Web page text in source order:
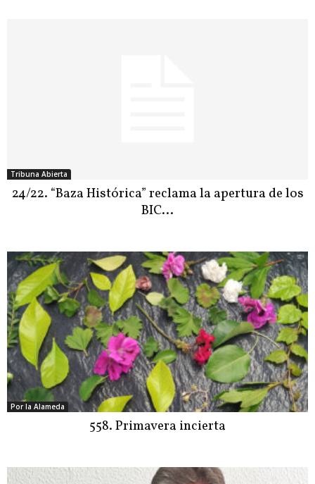
Tribuna Abierta
24/22. “Baza Histórica” reclama la apertura de los
BIC…
Por la Alameda
558. Primavera incierta